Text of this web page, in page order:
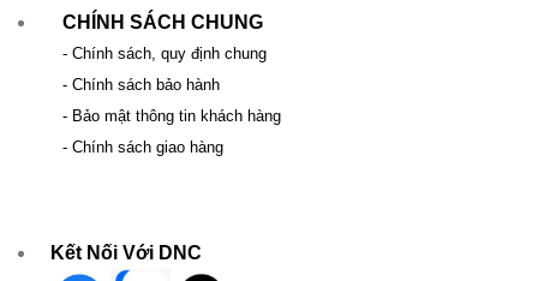
CHÍNH SÁCH CHUNG
- Chính sách, quy định chung
- Chính sách bảo hành
- Bảo mật thông tin khách hàng
- Chính sách giao hàng
Kết Nối Với DNC